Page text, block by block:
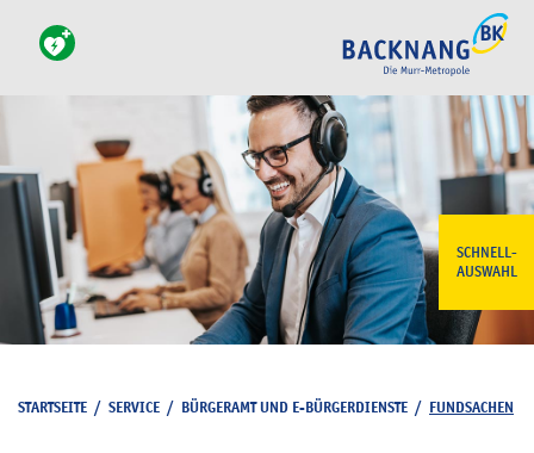
SCHNELL-
AUSWAHL
STARTSEITE / SERVICE / BÜRGERAMT UND E-BÜRGERDIENSTE / FUNDSACHEN